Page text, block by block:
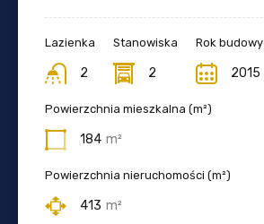
Lazienka
2
Stanowiska
2
Rok budowy
2015
Powierzchnia mieszkalna (m²)
184 m²
Powierzchnia nieruchomości (m²)
413 m²